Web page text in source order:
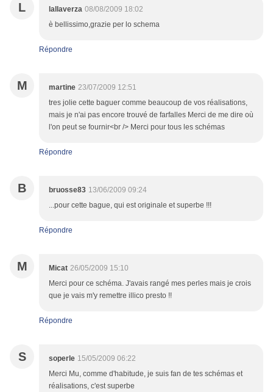
L lallaverza 08/08/2009 18:02
è bellissimo,grazie per lo schema
Répondre
M martine 23/07/2009 12:51
tres jolie cette baguer comme beaucoup de vos réalisations,
mais je n'ai pas encore trouvé de farfalles Merci de me dire où
l'on peut se fournir<br /> Merci pour tous les schémas
Répondre
B bruosse83 13/06/2009 09:24
...pour cette bague, qui est originale et superbe !!!
Répondre
M Micat 26/05/2009 15:10
Merci pour ce schéma. J'avais rangé mes perles mais je crois
que je vais m'y remettre illico presto !!
Répondre
S soperle 15/05/2009 06:22
Merci Mu, comme d'habitude, je suis fan de tes schémas et
réalisations, c'est superbe